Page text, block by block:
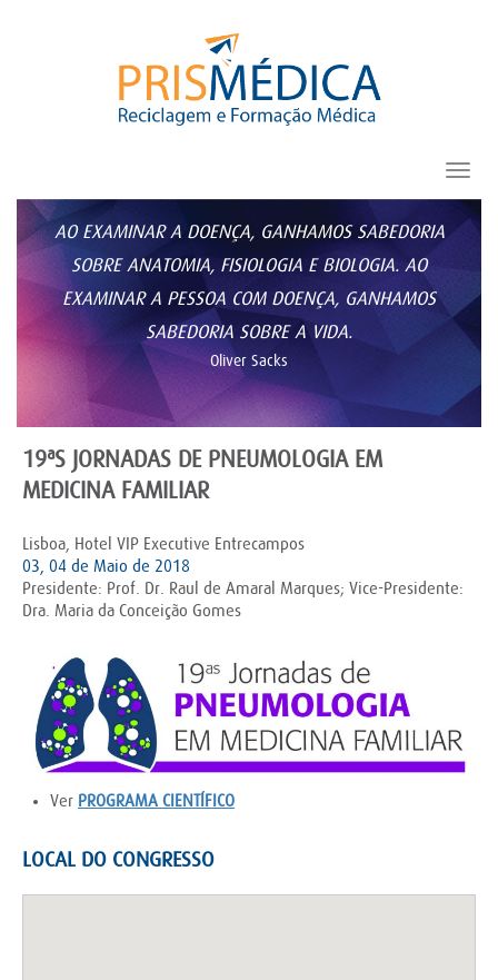
AO EXAMINAR A DOENÇA, GANHAMOS SABEDORIA
SOBRE ANATOMIA, FISIOLOGIA E BIOLOGIA. AO
EXAMINAR A PESSOA COM DOENÇA, GANHAMOS
SABEDORIA SOBRE A VIDA.
Oliver Sacks
19ªS JORNADAS DE PNEUMOLOGIA EM
MEDICINA FAMILIAR
Lisboa, Hotel VIP Executive Entrecampos
03, 04 de Maio de 2018
Presidente: Prof. Dr. Raul de Amaral Marques; Vice-Presidente:
Dra. Maria da Conceição Gomes
Ver PROGRAMA CIENTÍFICO
LOCAL DO CONGRESSO